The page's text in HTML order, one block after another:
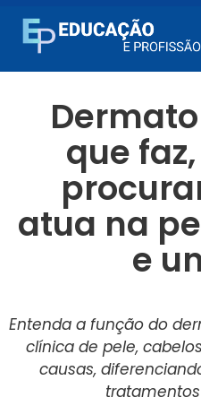
que
atua na
e
Entenda a função do
clínica de pele,
causas,